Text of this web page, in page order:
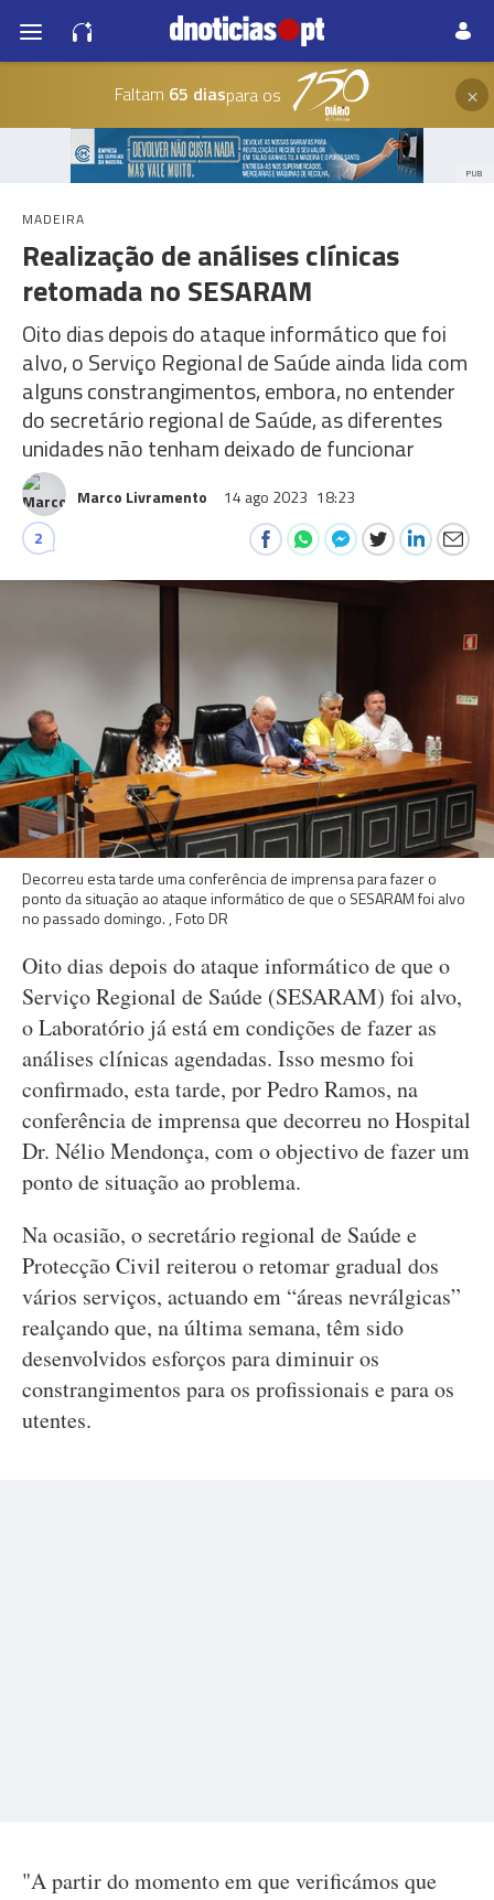
Faltam 65 diaspara os ×
PUB
MADEIRA
Realização de análises clínicas
retomada no SESARAM
Oito dias depois do ataque informático que foi
alvo, o Serviço Regional de Saúde ainda lida com
alguns constrangimentos, embora, no entender
do secretário regional de Saúde, as diferentes
unidades não tenham deixado de funcionar
Marco Livramento 14 ago 2023 18:23
2
Decorreu esta tarde uma conferência de imprensa para fazer o
ponto da situação ao ataque informático de que o SESARAM foi alvo
no passado domingo. , Foto DR
Oito dias depois do ataque informático de que o
Serviço Regional de Saúde (SESARAM) foi alvo,
o Laboratório já está em condições de fazer as
análises clínicas agendadas. Isso mesmo foi
confirmado, esta tarde, por Pedro Ramos, na
conferência de imprensa que decorreu no Hospital
Dr. Nélio Mendonça, com o objectivo de fazer um
ponto de situação ao problema.
Na ocasião, o secretário regional de Saúde e
Protecção Civil reiterou o retomar gradual dos
vários serviços, actuando em “áreas nevrálgicas”
realçando que, na última semana, têm sido
desenvolvidos esforços para diminuir os
constrangimentos para os profissionais e para os
utentes.
"A partir do momento em que verificámos que